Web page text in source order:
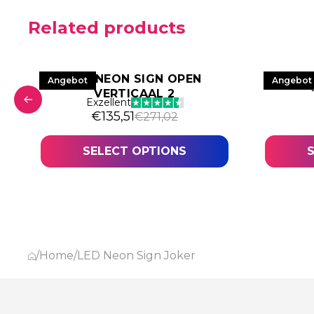
Related products
AngebotLED NEON SIGN OPEN
VERTICAAL 2
Exzellent
€271,02
Original price was: €271,02.
€135,51
Current price is: €135,51.
SELECT OPTIONS
Angebot
LED
/Home/LED Neon Sign Joker